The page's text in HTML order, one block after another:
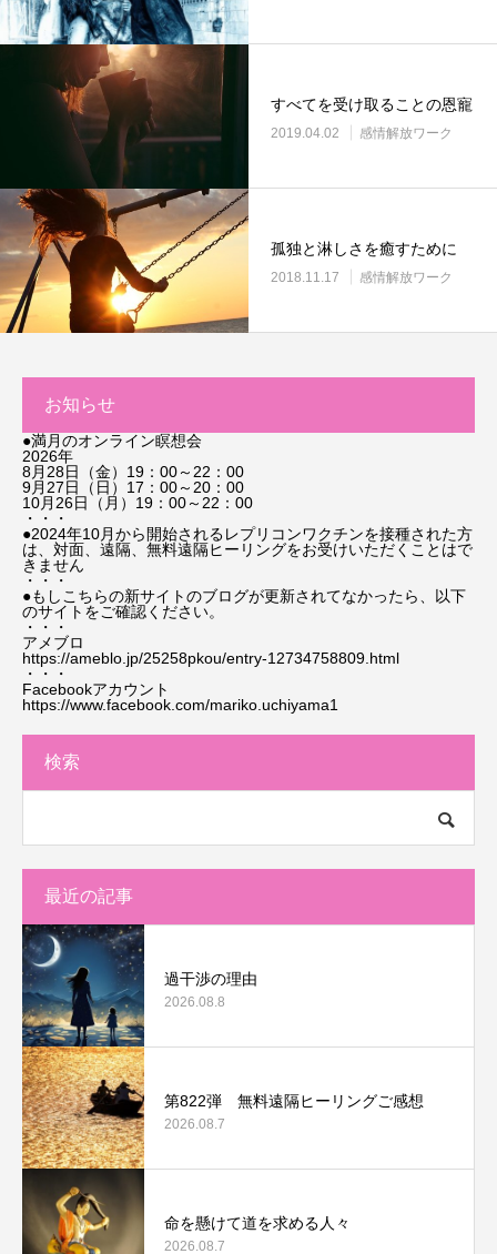
すべてを受け取ることの恩寵
2019.04.02 感情解放ワーク
孤独と淋しさを癒すために
2018.11.17 感情解放ワーク
お知らせ
●満月のオンライン瞑想会
2026年
8月28日（金）19：00～22：00
9月27日（日）17：00～20：00
10月26日（月）19：00～22：00
・・・
●2024年10月から開始されるレプリコンワクチンを接種された方
は、対面、遠隔、無料遠隔ヒーリングをお受けいただくことはで
きません
・・・
●もしこちらの新サイトのブログが更新されてなかったら、以下
のサイトをご確認ください。
・・・
アメブロ
https://ameblo.jp/25258pkou/entry-12734758809.html
・・・
Facebookアカウント
https://www.facebook.com/mariko.uchiyama1
検索
最近の記事
過干渉の理由
2026.08.8
第822弾 無料遠隔ヒーリングご感想
2026.08.7
命を懸けて道を求める人々
2026.08.7